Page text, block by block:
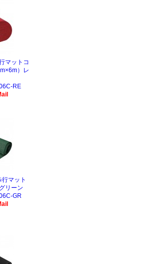
マットコ
）レ
RE
マット
リーン
GR